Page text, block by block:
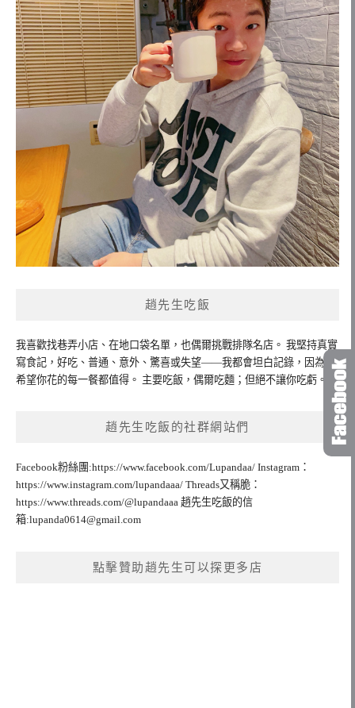
趙先生吃飯
我喜歡找巷弄小店、在地口袋名單，也偶爾挑戰排隊名店。 我堅持真實
寫食記，好吃、普通、意外、驚喜或失望——我都會坦白記錄，因為我
希望你花的每一餐都值得。 主要吃飯，偶爾吃麵；但絕不讓你吃虧。
趙先生吃飯的社群網站們
Facebook粉絲團:https://www.facebook.com/Lupandaa/ Instagram：
https://www.instagram.com/lupandaaa/ Threads又稱脆：
https://www.threads.com/@lupandaaa 趙先生吃飯的信
箱:lupanda0614@gmail.com
點擊贊助趙先生可以探更多店